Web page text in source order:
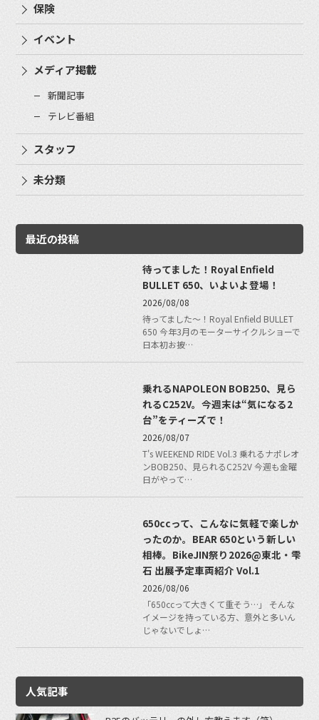
保険
イベント
メディア掲載
新聞記事
テレビ番組
スタッフ
未分類
最近の投稿
待ってました！Royal Enfield
BULLET 650、いよいよ登場！
2026/08/08
待ってました〜！Royal Enfield BULLET
650 今年3月のモーターサイクルショーで
日本初お披…
乗れるNAPOLEON BOB250、見ら
れるC252V。今週末は“気になる2
台”をティーズで！
2026/08/07
T's WEEKEND RIDE Vol.3 乗れるナポレオ
ンBOB250、見られるC252V 今週も金曜
日がやって…
650ccって、こんなに気軽で楽しか
ったのか。BEAR 650という新しい
相棒。BikeJIN祭り2026@東北・雫
石 出展予定車両紹介 Vol.1
2026/08/06
「650ccって大きくて重そう…」 そんな
イメージを持っている方、意外と多いん
じゃないでしょ…
人気記事